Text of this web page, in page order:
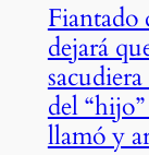
Fiantado
dejará
del
llamó y